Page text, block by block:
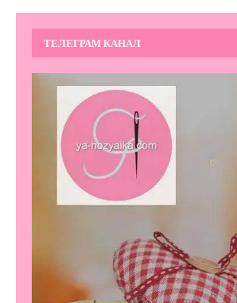
ТЕЛЕГРАМ КАНАЛ